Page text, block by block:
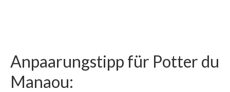
El Saphir – El Bundy – Wiener Skat – Atatürk
Sydney – Stenograph – La Zarras – Fantus
Anpaarungstipp für Potter du
Manaou: